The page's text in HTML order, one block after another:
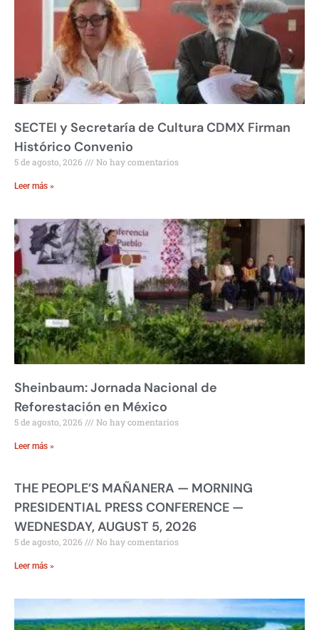
SECTEI y Secretaría de Cultura CDMX Firman
Histórico Convenio
5 de agosto, 2026 No hay comentarios
Leer más »
Sheinbaum: Jornada Nacional de
Reforestación en México
5 de agosto, 2026 No hay comentarios
Leer más »
THE PEOPLE’S MAÑANERA — MORNING
PRESIDENTIAL PRESS CONFERENCE —
WEDNESDAY, AUGUST 5, 2026
5 de agosto, 2026 No hay comentarios
Leer más »